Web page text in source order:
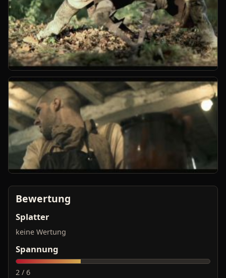
Bewertung
Splatter
keine Wertung
Spannung
2 / 6